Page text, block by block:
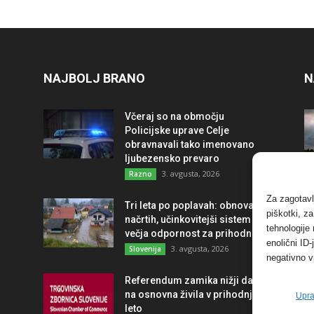
Za
piškotki,
tehnologije
enolični
negativno
NAJBOLJ BRANO
Včeraj so na območju
Policijske uprave Celje
obravnavali tako imenovano
ljubezensko prevaro
Razno 3. avgusta, 2026
Tri leta po poplavah: obnova po
načrtih, učinkovitejši sistem in
večja odpornost za prihodnost
Slovenija 3. avgusta, 2026
Referendum zamika nižji davek
na osnovna živila v prihodnje
leto